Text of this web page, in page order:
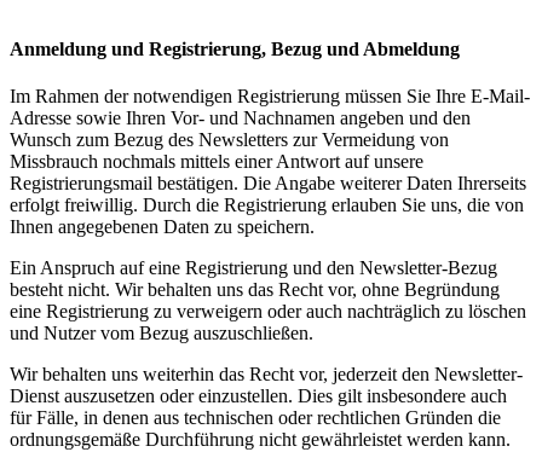
Anmeldung und Registrierung, Bezug und Abmeldung
Im Rahmen der notwendigen Registrierung müssen Sie Ihre E-Mail-
Adresse sowie Ihren Vor- und Nachnamen angeben und den
Wunsch zum Bezug des Newsletters zur Vermeidung von
Missbrauch nochmals mittels einer Antwort auf unsere
Registrierungsmail bestätigen. Die Angabe weiterer Daten Ihrerseits
erfolgt freiwillig. Durch die Registrierung erlauben Sie uns, die von
Ihnen angegebenen Daten zu speichern.
Ein Anspruch auf eine Registrierung und den Newsletter-Bezug
besteht nicht. Wir behalten uns das Recht vor, ohne Begründung
eine Registrierung zu verweigern oder auch nachträglich zu löschen
und Nutzer vom Bezug auszuschließen.
Wir behalten uns weiterhin das Recht vor, jederzeit den Newsletter-
Dienst auszusetzen oder einzustellen. Dies gilt insbesondere auch
für Fälle, in denen aus technischen oder rechtlichen Gründen die
ordnungsgemäße Durchführung nicht gewährleistet werden kann.